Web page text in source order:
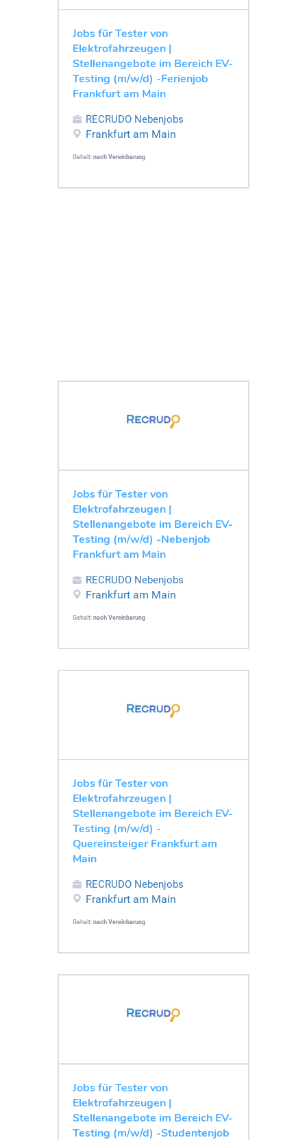
Jobs für Tester von
Elektrofahrzeugen |
Stellenangebote im Bereich EV-
Testing (m/w/d) -Ferienjob
Frankfurt am Main
RECRUDO Nebenjobs
Frankfurt am Main
Gehalt: nach Vereinbarung
Jobs für Tester von
Elektrofahrzeugen |
Stellenangebote im Bereich EV-
Testing (m/w/d) -Nebenjob
Frankfurt am Main
RECRUDO Nebenjobs
Frankfurt am Main
Gehalt: nach Vereinbarung
Jobs für Tester von
Elektrofahrzeugen |
Stellenangebote im Bereich EV-
Testing (m/w/d) -
Quereinsteiger Frankfurt am
Main
RECRUDO Nebenjobs
Frankfurt am Main
Gehalt: nach Vereinbarung
Jobs für Tester von
Elektrofahrzeugen |
Stellenangebote im Bereich EV-
Testing (m/w/d) -Studentenjob